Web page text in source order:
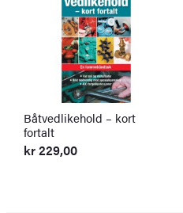
Båtvedlikehold – kort
fortalt
kr229,00